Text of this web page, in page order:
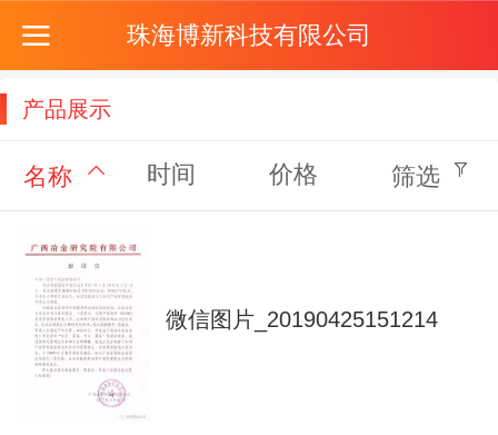
珠海博新科技有限公司
产品展示
名称 时间 价格 筛选
微信图片_20190425151214